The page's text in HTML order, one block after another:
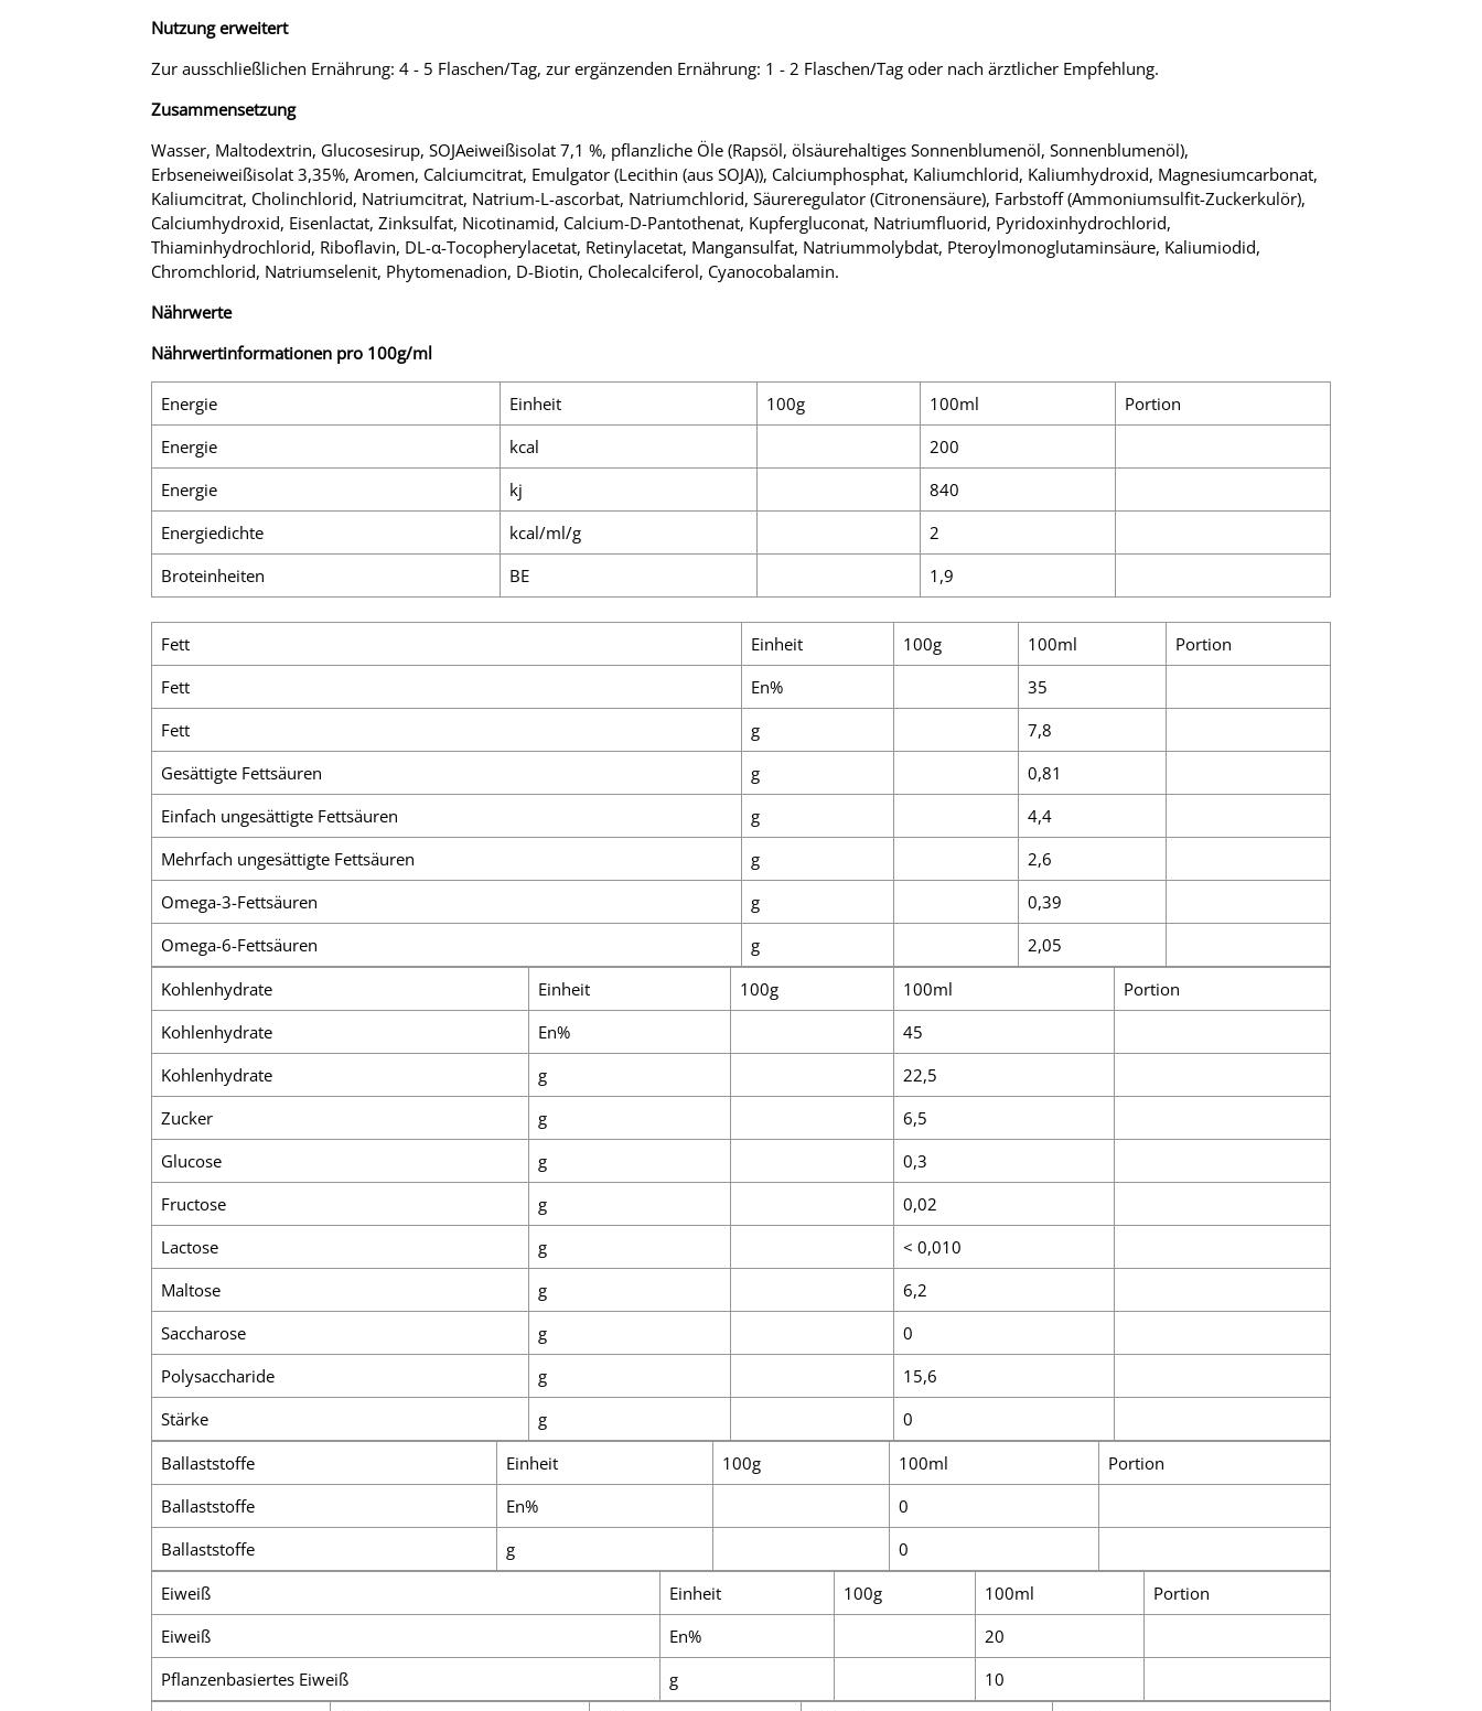
Nutzung erweitert
Zur ausschließlichen Ernährung: 4 - 5 Flaschen/Tag, zur ergänzenden Ernährung: 1 - 2 Flaschen/Tag oder nach ärztlicher Empfehlung.
Zusammensetzung
Wasser, Maltodextrin, Glucosesirup, SOJAeiweißisolat 7,1 %, pflanzliche Öle (Rapsöl, ölsäurehaltiges Sonnenblumenöl, Sonnenblumenöl),
Erbseneiweißisolat 3,35%, Aromen, Calciumcitrat, Emulgator (Lecithin (aus SOJA)), Calciumphosphat, Kaliumchlorid, Kaliumhydroxid, Magnesiumcarbonat,
Kaliumcitrat, Cholinchlorid, Natriumcitrat, Natrium-L-ascorbat, Natriumchlorid, Säureregulator (Citronensäure), Farbstoff (Ammoniumsulfit-Zuckerkulör),
Calciumhydroxid, Eisenlactat, Zinksulfat, Nicotinamid, Calcium-D-Pantothenat, Kupfergluconat, Natriumfluorid, Pyridoxinhydrochlorid,
Thiaminhydrochlorid, Riboflavin, DL-α-Tocopherylacetat, Retinylacetat, Mangansulfat, Natriummolybdat, Pteroylmonoglutaminsäure, Kaliumiodid,
Chromchlorid, Natriumselenit, Phytomenadion, D-Biotin, Cholecalciferol, Cyanocobalamin.
Nährwerte
Nährwertinformationen pro 100g/ml
Energie Einheit 100g 100ml
Portion
Energie
kcal
200
Energie
kj
840
Energiedichte
kcal/ml/g
2
Broteinheiten
BE 1,9
Fett Einheit 100g 100ml
Portion
Fett
En%
35
Fett
g
7,8
Gesättigte Fettsäuren
g
0,81
Einfach ungesättigte Fettsäuren
g
4,4
Mehrfach ungesättigte Fettsäuren
g
2,6
Omega-3-Fettsäuren
g
0,39
Omega-6-Fettsäuren
g
2,05
Kohlenhydrate
Einheit 100g 100ml
Portion
Kohlenhydrate
En%
45
Kohlenhydrate
g
22,5
Zucker
g
6,5
Glucose
g
0,3
Fructose
g
0,02
Lactose
g
< 0,010
Maltose
g
6,2
Saccharose
g
0
Polysaccharide
g
15,6
Stärke
g
0
Ballaststoffe
Einheit 100g 100ml
Portion
Ballaststoffe
En%
0
Ballaststoffe
g
0
Eiweiß
Einheit 100g 100ml
Portion
Eiweiß
En%
20
Pflanzenbasiertes Eiweiß
g
10